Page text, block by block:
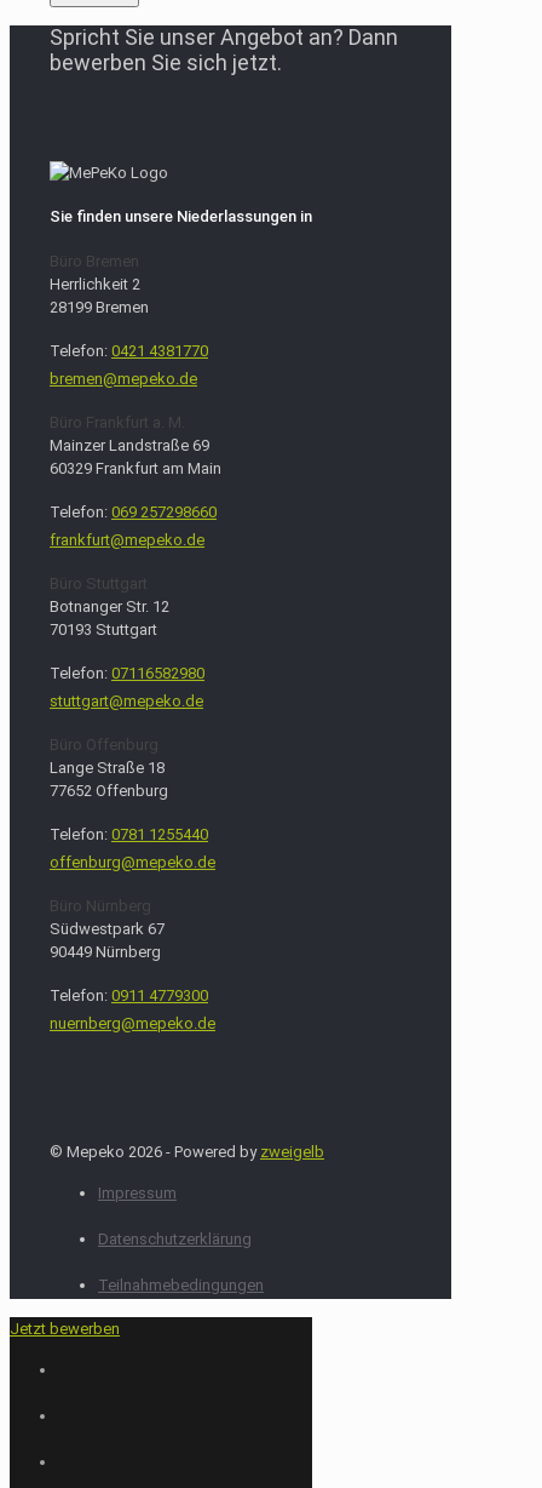
Spricht Sie unser Angebot an? Dann
bewerben Sie sich jetzt.
Sie finden unsere Niederlassungen in
Büro Bremen
Herrlichkeit 2
28199 Bremen
Telefon: 0421 4381770
bremen@mepeko.de
Büro Frankfurt a. M.
Mainzer Landstraße 69
60329 Frankfurt am Main
Telefon: 069 257298660
frankfurt@mepeko.de
Büro Stuttgart
Botnanger Str. 12
70193 Stuttgart
Telefon: 07116582980
stuttgart@mepeko.de
Büro Offenburg
Lange Straße 18
77652 Offenburg
Telefon: 0781 1255440
offenburg@mepeko.de
Büro Nürnberg
Südwestpark 67
90449 Nürnberg
Telefon: 0911 4779300
nuernberg@mepeko.de
© Mepeko 2026 - Powered by zweigelb
Impressum
Datenschutzerklärung
Teilnahmebedingungen
Jetzt bewerben